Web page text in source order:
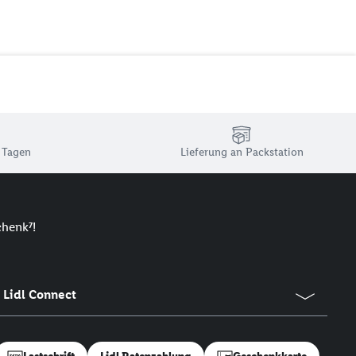
Lieferung an Packstation
Lidl Connect